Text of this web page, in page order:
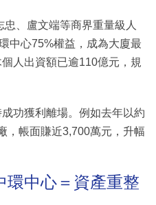
、盧文端等商界重量級人
中心75%權益，成為大廈最
人出資額已逾110億元，規
功獲利離場。例如去年以約
，帳面賺近3,700萬元，升幅
環中心＝資產重整